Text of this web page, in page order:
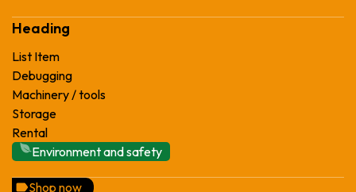
Heading
List Item
Debugging
Machinery / tools
Storage
Rental
Environment and safety
Shop now